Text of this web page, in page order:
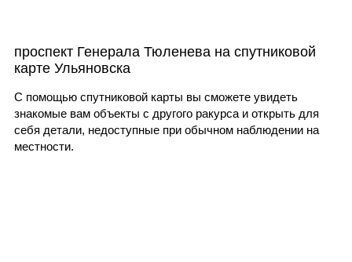
проспект Генерала Тюленева на спутниковой
карте Ульяновска
С помощью спутниковой карты вы сможете увидеть
знакомые вам объекты с другого ракурса и открыть для
себя детали, недоступные при обычном наблюдении на
местности.